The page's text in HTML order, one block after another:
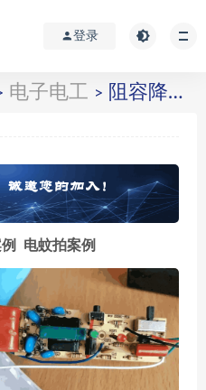
登录
电子电工 > 阻容降压电路原理与设计
电蚊拍案例